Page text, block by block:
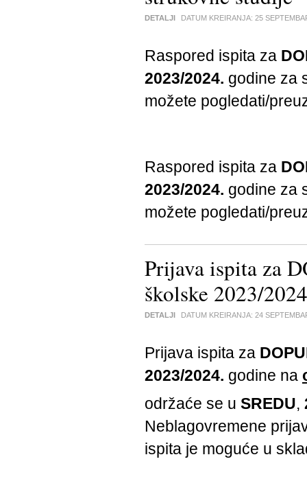
DETALJI DATUM KREIRANJA: 25
Raspored ispita za
2023/2024. godine za
možete pogledati/
Raspored ispita za
2023/2024. godine za
možete pogledati/
Prijava ispita za
školske 2023/
DETALJI DATUM KREIRANJA: 24
Prijava ispita za
2023/2024. godine na
održaće se u SREDU,
Neblagovremene
ispita je moguće u